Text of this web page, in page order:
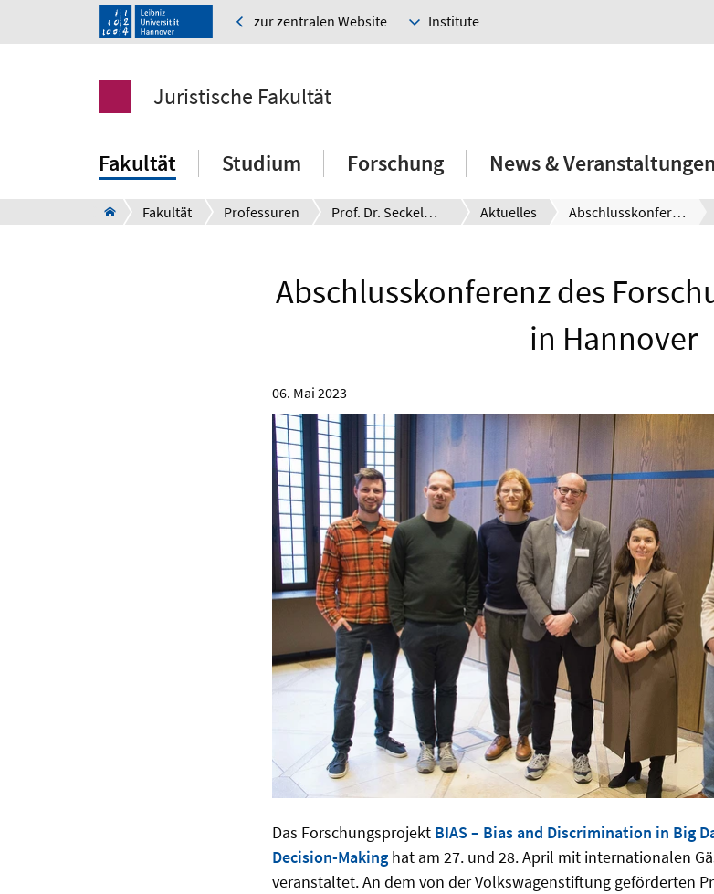
zur zentralen Website Institute
Juristische Fakultät
Fakultät Studium Forschung News & Veranstaltungen
Fakultät Professuren Prof. Dr. Seckelmann Aktuelles Abschlusskonferenz des Forschungsprojekts BIAS in Hannover
Abschlusskonferenz des
in Hannover
06. Mai 2023
Das Forschungsprojekt BIAS – Bias and Discrimination in Big
Decision-Making hat am 27. und 28. April mit internationalen
veranstaltet. An dem von der Volkswagenstiftung geförderten